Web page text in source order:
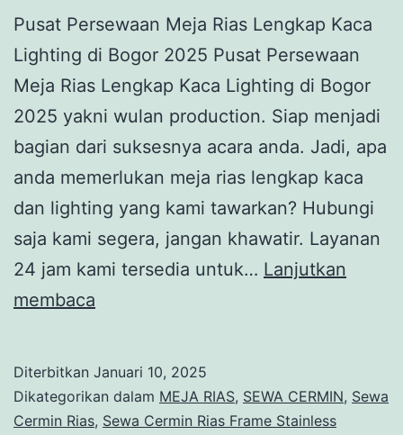
Pusat Persewaan Meja Rias Lengkap Kaca
Lighting di Bogor 2025 Pusat Persewaan
Meja Rias Lengkap Kaca Lighting di Bogor
2025 yakni wulan production. Siap menjadi
bagian dari suksesnya acara anda. Jadi, apa
anda memerlukan meja rias lengkap kaca
dan lighting yang kami tawarkan? Hubungi
saja kami segera, jangan khawatir. Layanan
24 jam kami tersedia untuk… Lanjutkan
membaca
Rias
Lengkap
Diterbitkan Januari 10, 2025
Dikategorikan dalam MEJA RIAS, SEWA CERMIN, Sewa
Cermin Rias, Sewa Cermin Rias Frame Stainless